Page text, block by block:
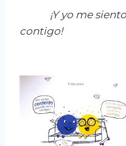
¡Y yo me
contigo!